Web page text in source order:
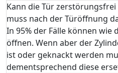
Kann die Tür
muss nach der Türöffnung
In 95% der Fälle können wie
öffnen. Wenn aber der
ist oder geknackt werden
dementsprechend diese